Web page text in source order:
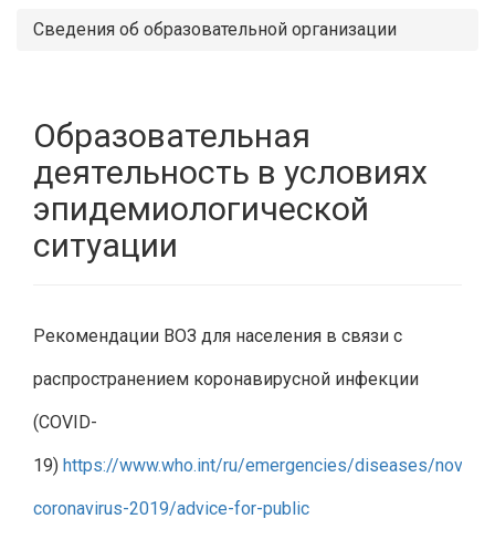
Сведения об образовательной организации
Образовательная
деятельность в условиях
эпидемиологической
ситуации
Рекомендации ВОЗ для населения в связи c
распространением коронавирусной инфекции
(COVID-
19) https://www.who.int/ru/emergencies/diseases/novel-
coronavirus-2019/advice-for-public